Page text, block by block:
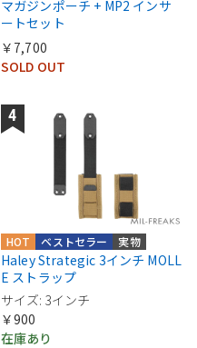
マガジンポーチ + MP2 インサ
ートセット
￥7,700
SOLD OUT
実物
ベストセラー
HOT
Haley Strategic 3インチ MOLL
E ストラップ
サイズ: 3インチ
￥900
在庫あり